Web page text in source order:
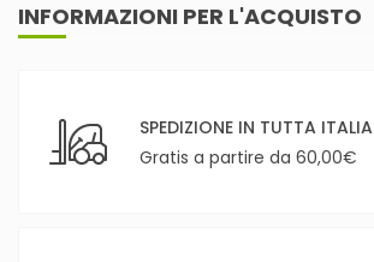
INFORMAZIONI PER L'ACQUISTO
SPEDIZIONE IN TUTTA ITALIA
Gratis a partire da 60,00€